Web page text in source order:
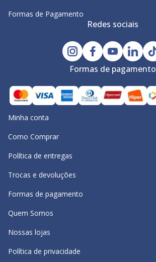
Formas de Pagamento
Redes sociais
Formas de pagamento
Minha conta
Como Comprar
Política de entregas
Trocas e devoluções
Formas de pagamento
Quem Somos
Nossas lojas
Política de privacidade